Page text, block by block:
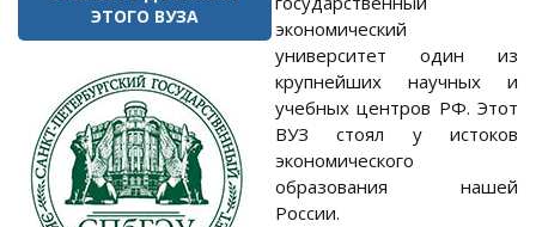
ЭТОГО ВУЗА
экономический
университет один из
крупнейших научных и
учебных центров РФ. Этот
ВУЗ стоял у истоков
экономического
образования нашей
России.